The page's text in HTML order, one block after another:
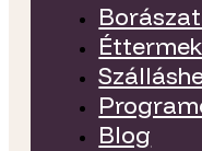
Éttermek
Blog